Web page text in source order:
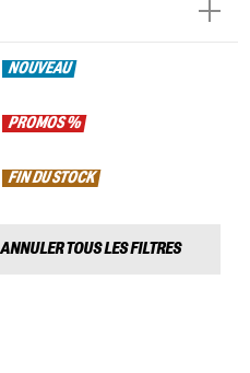
NOUVEAU
PROMOS %
FIN DU STOCK
ANNULER TOUS LES FILTRES